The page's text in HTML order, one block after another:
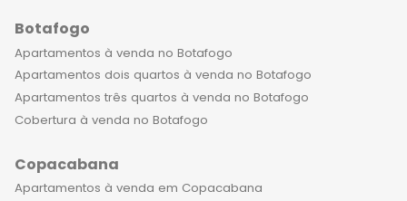
Botafogo
Apartamentos à venda no Botafogo
Apartamentos dois quartos à venda no Botafogo
Apartamentos três quartos à venda no Botafogo
Cobertura à venda no Botafogo
Copacabana
Apartamentos à venda em Copacabana